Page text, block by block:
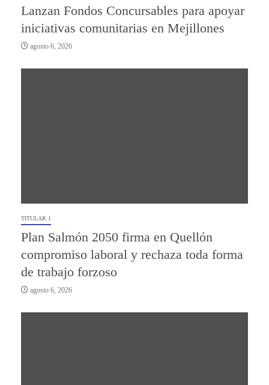
Lanzan Fondos Concursables para apoyar
iniciativas comunitarias en Mejillones
agosto 6, 2026
TITULAR 1
Plan Salmón 2050 firma en Quellón
compromiso laboral y rechaza toda forma
de trabajo forzoso
agosto 6, 2026